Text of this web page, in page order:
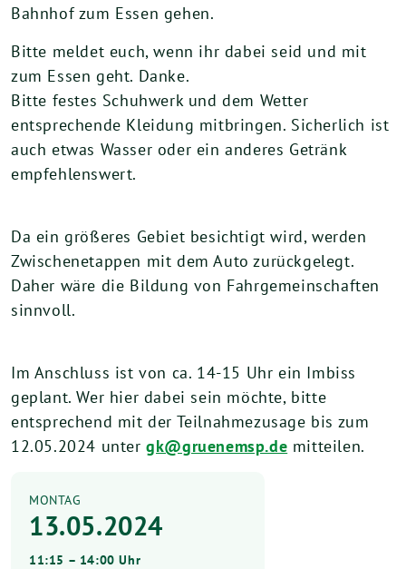
Bahnhof zum Essen gehen.
Bitte meldet euch, wenn ihr dabei seid und mit
zum Essen geht. Danke.
Bitte festes Schuhwerk und dem Wetter
entsprechende Kleidung mitbringen. Sicherlich ist
auch etwas Wasser oder ein anderes Getränk
empfehlenswert.
Da ein größeres Gebiet besichtigt wird, werden
Zwischenetappen mit dem Auto zurückgelegt.
Daher wäre die Bildung von Fahrgemeinschaften
sinnvoll.
Im Anschluss ist von ca. 14-15 Uhr ein Imbiss
geplant. Wer hier dabei sein möchte, bitte
entsprechend mit der Teilnahmezusage bis zum
12.05.2024 untergk@gruenemsp.de mitteilen.
MONTAG
13.05.2024
11:15 – 14:00 Uhr